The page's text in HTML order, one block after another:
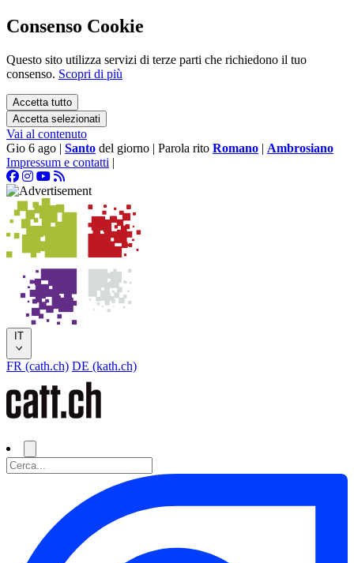
Consenso Cookie
Questo sito utilizza servizi di terze parti che richiedono il tuo
consenso. Scopri di più
Accetta tutto
Accetta selezionati
Vai al contenuto
Gio 6 ago | Santo del giorno | Parola rito Romano | Ambrosiano
Impressum e contatti |
IT
FR (cath.ch) DE (kath.ch)